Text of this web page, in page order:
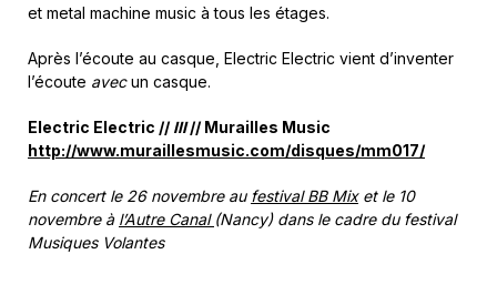
et metal machine music à tous les étages.
Après l’écoute au casque, Electric Electric vient d’inventer
l’écoute avecun casque.
Electric Electric // III// Murailles Music
http://www.muraillesmusic.com/disques/mm017/
En concert le 26 novembre au festival BB Mixet le 10
novembre à l’Autre Canal (Nancy) dans le cadre du festival
Musiques Volantes